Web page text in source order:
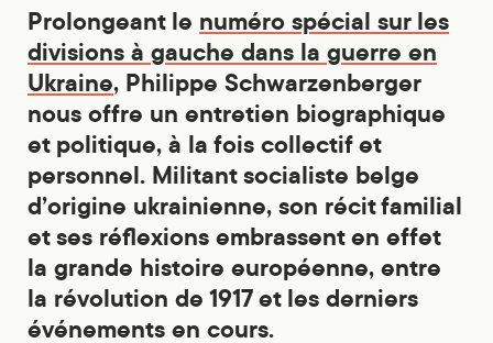
Prolongeant le numéro spécial sur les
divisions à gauche dans la guerre en
Ukraine, Philippe Schwarzenberger
nous offre un entretien biographique
et politique, à la fois collectif et
personnel. Militant socialiste belge
d’origine ukrainienne, son récit familial
et ses réflexions embrassent en effet
la grande histoire européenne, entre
la révolution de 1917 et les derniers
événements en cours.